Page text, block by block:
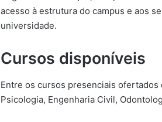
acesso à estrutura do campus e aos
universidade.
Cursos disponíveis
Entre os cursos presenciais
Psicologia, Engenharia Civil,